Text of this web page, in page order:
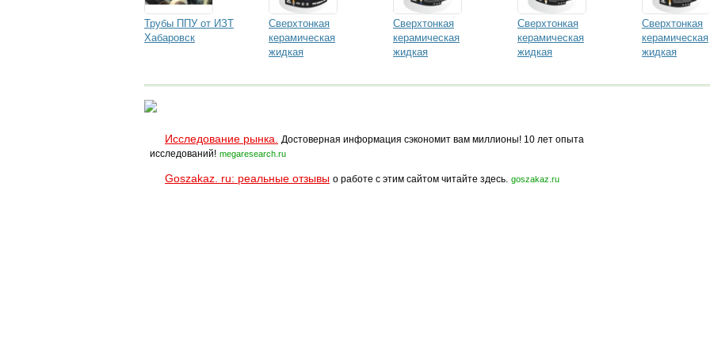
Трубы ППУ от ИЗТ
Хабаровск
Сверхтонкая
керамическая
жидкая
Сверхтонкая
керамическая
жидкая
Сверхтонкая
керамическая
жидкая
Сверхтонкая
керамическая
жидкая
Исследование рынка.
Достоверная информация сэкономит вам миллионы! 10 лет опыта
исследований! megaresearch.ru
Goszakaz. ru: реальные отзывы о работе с этим сайтом читайте здесь. goszakaz.ru